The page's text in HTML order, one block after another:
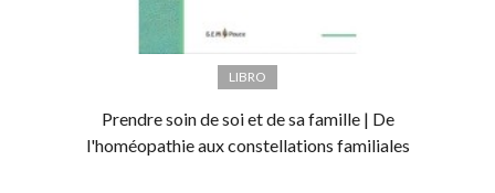
LIBRO
Prendre soin de soi et de sa famille | De
l'homéopathie aux constellations familiales